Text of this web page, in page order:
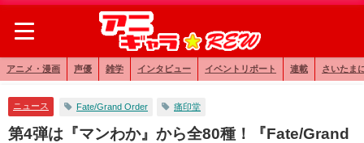
アニメ・漫画 声優 雑学 インタビュー イベントリポート 連載 さいたま
ニュース Fate/Grand Order 痛印堂
第4弾は『マンわか』から全80種！『Fate/Grand